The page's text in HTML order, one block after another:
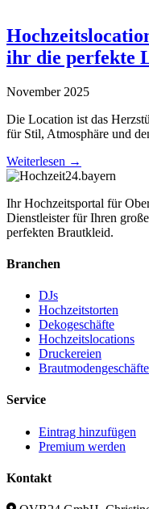
ihr die perfekte
November 2025
Die Location ist das
für Stil, Atmosphäre und
Weiterlesen →
Ihr Hochzeitsportal für
Dienstleister für Ihren
perfekten Brautkleid.
Branchen
DJs
Hochzeitstorten
Dekogeschäfte
Hochzeitslocations
Druckereien
Brautmodengeschäfte
Service
Eintrag hinzufügen
Premium werden
Kontakt